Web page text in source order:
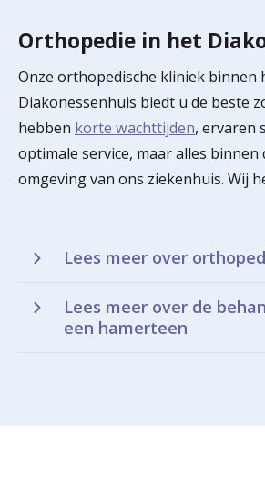
Orthopedie in het
Onze orthopedische kliniek binnen
Diakonessenhuis biedt u de beste
hebben korte wachttijden, ervaren
optimale service, maar alles binnen
omgeving van ons ziekenhuis. Wij
Lees meer over
Lees meer over de
een hamerteen